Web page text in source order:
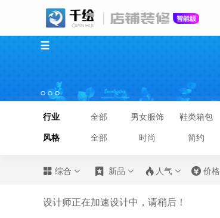
行业 全部 男女服饰 鞋类箱包
风格 全部 时尚 简约
 综合   新品   人气   价格
设计师正在加速设计中，请稍后！